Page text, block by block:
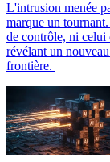
L'intrusion menée
marque un
de contrôle, ni celui
révélant un
frontière.